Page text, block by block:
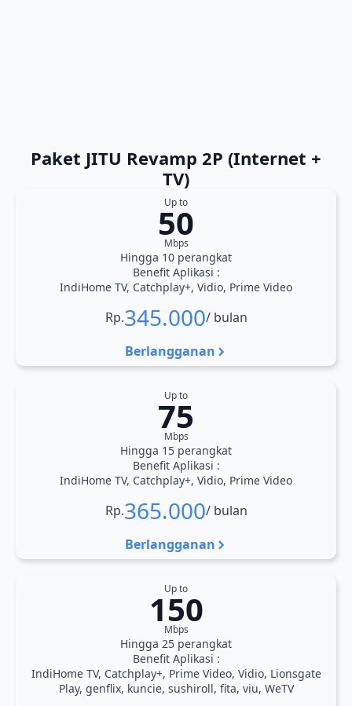
Paket JITU Revamp 2P (Internet +
TV)
Up to
50
Mbps
Hingga 10 perangkat
Benefit Aplikasi :
IndiHome TV, Catchplay+, Vidio, Prime Video
Rp.345.000/ bulan
Berlangganan
Up to
75
Mbps
Hingga 15 perangkat
Benefit Aplikasi :
IndiHome TV, Catchplay+, Vidio, Prime Video
Rp.365.000/ bulan
Berlangganan
Up to
150
Mbps
Hingga 25 perangkat
Benefit Aplikasi :
IndiHome TV, Catchplay+, Prime Video, Vidio, Lionsgate
Play, genflix, kuncie, sushiroll, fita, viu, WeTV